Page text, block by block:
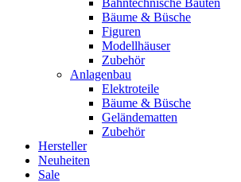
Bahntechnische Bauten
Bäume & Büsche
Figuren
Modellhäuser
Zubehör
Anlagenbau
Elektroteile
Bäume & Büsche
Geländematten
Zubehör
Hersteller
Neuheiten
Sale